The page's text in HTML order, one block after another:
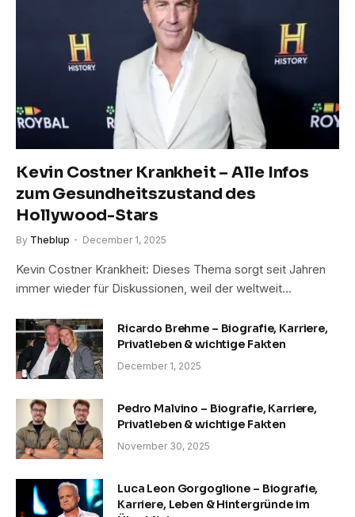
Kevin Costner Krankheit – Alle Infos
zum Gesundheitszustand des
Hollywood-Stars
By Theblup December 1, 2025
Kevin Costner Krankheit: Dieses Thema sorgt seit Jahren
immer wieder für Diskussionen, weil der weltweit…
Ricardo Brehme – Biografie, Karriere,
Privatleben & wichtige Fakten
December 1, 2025
Pedro Malvino – Biografie, Karriere,
Privatleben & wichtige Fakten
November 30, 2025
Luca Leon Gorgoglione – Biografie,
Karriere, Leben & Hintergründe im